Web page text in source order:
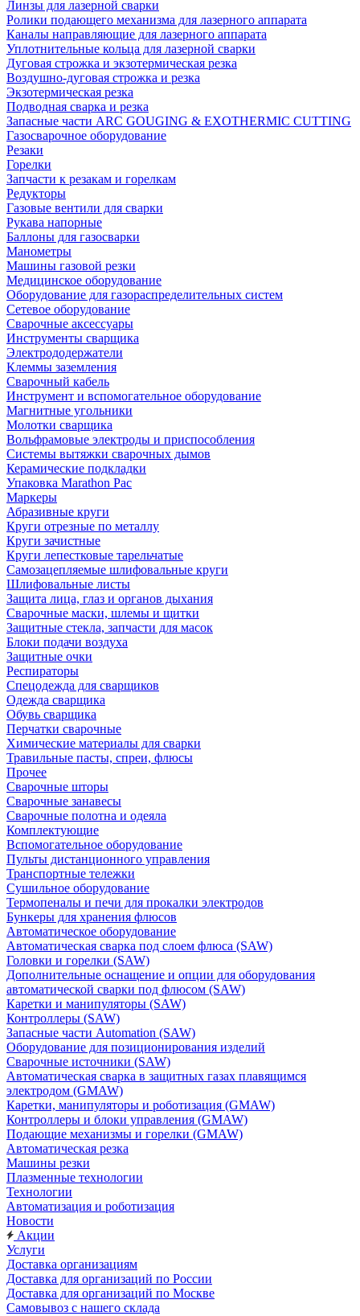
Линзы для лазерной сварки
Ролики подающего механизма для лазерного аппарата
Каналы направляющие для лазерного аппарата
Уплотнительные кольца для лазерной сварки
Дуговая строжка и экзотермическая резка
Воздушно-дуговая строжка и резка
Экзотермическая резка
Подводная сварка и резка
Запасные части ARC GOUGING & EXOTHERMIC CUTTING
Газосварочное оборудование
Резаки
Горелки
Запчасти к резакам и горелкам
Редукторы
Газовые вентили для сварки
Рукава напорные
Баллоны для газосварки
Манометры
Машины газовой резки
Медицинское оборудование
Оборудование для газораспределительных систем
Сетевое оборудование
Сварочные аксессуары
Инструменты сварщика
Электрододержатели
Клеммы заземления
Сварочный кабель
Инструмент и вспомогательное оборудование
Магнитные угольники
Молотки сварщика
Вольфрамовые электроды и приспособления
Системы вытяжки сварочных дымов
Керамические подкладки
Упаковка Marathon Pac
Маркеры
Абразивные круги
Круги отрезные по металлу
Круги зачистные
Круги лепестковые тарельчатые
Самозацепляемые шлифовальные круги
Шлифовальные листы
Защита лица, глаз и органов дыхания
Сварочные маски, шлемы и щитки
Защитные стекла, запчасти для масок
Блоки подачи воздуха
Защитные очки
Респираторы
Спецодежда для сварщиков
Одежда сварщика
Обувь сварщика
Перчатки сварочные
Химические материалы для сварки
Травильные пасты, спреи, флюсы
Прочее
Сварочные шторы
Сварочные занавесы
Сварочные полотна и одеяла
Комплектующие
Вспомогательное оборудование
Пульты дистанционного управления
Транспортные тележки
Сушильное оборудование
Термопеналы и печи для прокалки электродов
Бункеры для хранения флюсов
Автоматическое оборудование
Автоматическая сварка под слоем флюса (SAW)
Головки и горелки (SAW)
Дополнительные оснащение и опции для оборудования
автоматической сварки под флюсом (SAW)
Каретки и манипуляторы (SAW)
Контроллеры (SAW)
Запасные части Automation (SAW)
Оборудование для позиционирования изделий
Сварочные источники (SAW)
Автоматическая сварка в защитных газах плавящимся
электродом (GMAW)
Каретки, манипуляторы и роботизация (GMAW)
Контроллеры и блоки управления (GMAW)
Подающие механизмы и горелки (GMAW)
Автоматическая резка
Машины резки
Плазменные технологии
Технологии
Автоматизация и роботизация
Новости
Акции
Услуги
Доставка организациям
Доставка для организаций по России
Доставка для организаций по Москве
Самовывоз с нашего склада